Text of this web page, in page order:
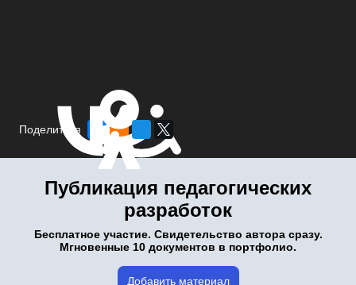
Поделиться
Публикация педагогических
разработок
Бесплатное участие. Свидетельство автора сразу.
Мгновенные 10 документов в портфолио.
Добавить материал